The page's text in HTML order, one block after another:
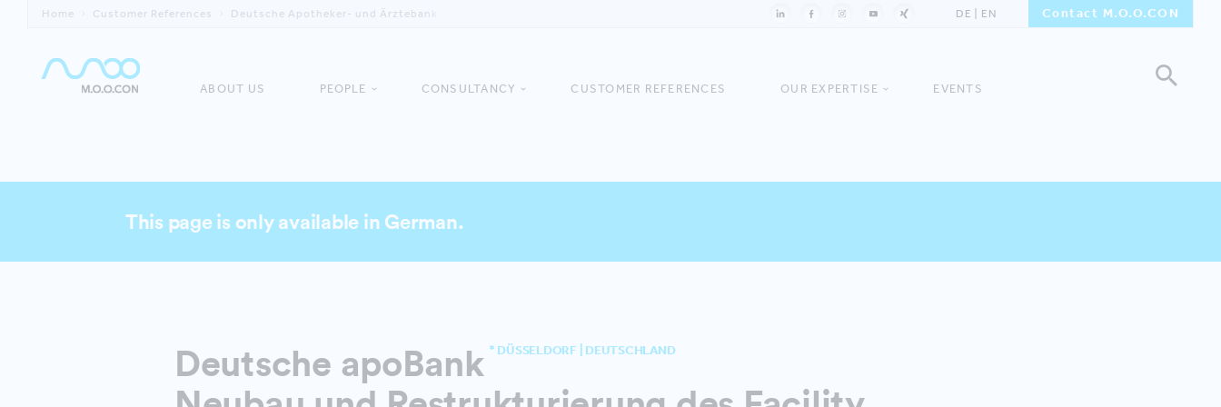
Home Customer References Deutsche Apotheker- und Ärztebank DE EN Contact M.O.O.CON
ABOUT US PEOPLE CONSULTANCY CUSTOMER REFERENCES OUR EXPERTISE EVENTS
This page is only available in German.
Deutsche apoBank * DÜSSELDORF | DEUTSCHLAND